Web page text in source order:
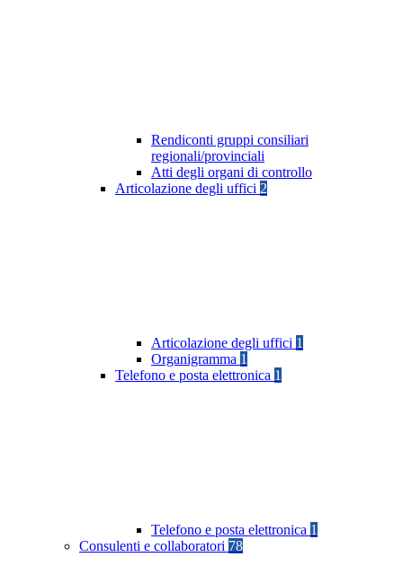
Rendiconti gruppi consiliari
regionali/provinciali
Atti degli organi di controllo
Articolazione degli uffici 2
Articolazione degli uffici 1
Organigramma 1
Telefono e posta elettronica 1
Telefono e posta elettronica 1
Consulenti e collaboratori 78